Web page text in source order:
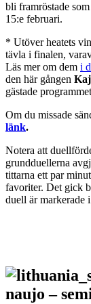
bli framröstade
15:e februari.
* Utöver heatets
tävla i finalen,
Läs mer om dem i
den här gången
gästade
Om du missade
länk.
Notera att
grundduellerna
tittarna ett par
favoriter. Det gick
duell är markerade i
naujo –